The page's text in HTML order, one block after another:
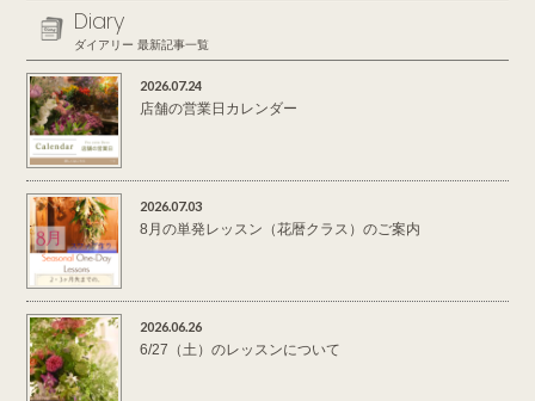
Diary
ダイアリー 最新記事一覧
2026.07.24
店舗の営業日カレンダー
2026.07.03
8月の単発レッスン（花暦クラス）のご案内
2026.06.26
6/27（土）のレッスンについて